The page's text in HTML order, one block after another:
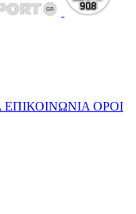
ΕΠΙΚΟΙΝΩΝΙΑ ΟΡΟΙ